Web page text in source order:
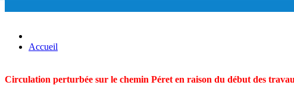
Accueil
Circulation perturbée sur le chemin Péret en raison du début des